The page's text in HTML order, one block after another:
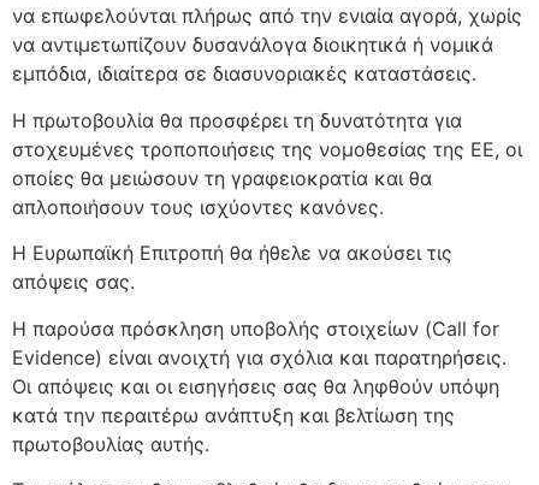
να επωφελούνται πλήρως από την ενιαία αγορά, χωρίς
να αντιμετωπίζουν δυσανάλογα διοικητικά ή νομικά
εμπόδια, ιδιαίτερα σε διασυνοριακές καταστάσεις.
Η πρωτοβουλία θα προσφέρει τη δυνατότητα για
στοχευμένες τροποποιήσεις της νομοθεσίας της ΕΕ, οι
οποίες θα μειώσουν τη γραφειοκρατία και θα
απλοποιήσουν τους ισχύοντες κανόνες.
Η Ευρωπαϊκή Επιτροπή θα ήθελε να ακούσει τις
απόψεις σας.
Η παρούσα πρόσκληση υποβολής στοιχείων (Call for
Evidence) είναι ανοιχτή για σχόλια και παρατηρήσεις.
Οι απόψεις και οι εισηγήσεις σας θα ληφθούν υπόψη
κατά την περαιτέρω ανάπτυξη και βελτίωση της
πρωτοβουλίας αυτής.